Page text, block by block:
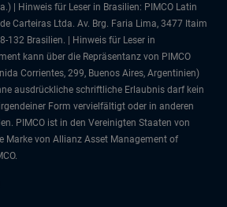
| Hinweis für Leser in Brasilien: PIMCO Latin
Carteiras Ltda. Av. Brg. Faria Lima, 3477 Itaim
132 Brasilien. | Hinweis für Leser in
kann über die Repräsentanz von PIMCO
Corrientes, 299, Buenos Aires, Argentinien)
ausdrückliche schriftliche Erlaubnis darf kein
Form vervielfältigt oder in anderen
PIMCO ist in den Vereinigten Staaten von
Marke von Allianz Asset Management of